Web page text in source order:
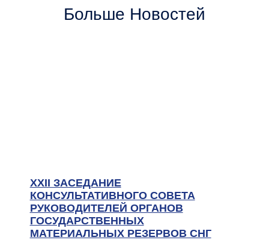
Больше Новостей
XXII ЗАСЕДАНИЕ
КОНСУЛЬТАТИВНОГО СОВЕТА
РУКОВОДИТЕЛЕЙ ОРГАНОВ
ГОСУДАРСТВЕННЫХ
МАТЕРИАЛЬНЫХ РЕЗЕРВОВ СНГ